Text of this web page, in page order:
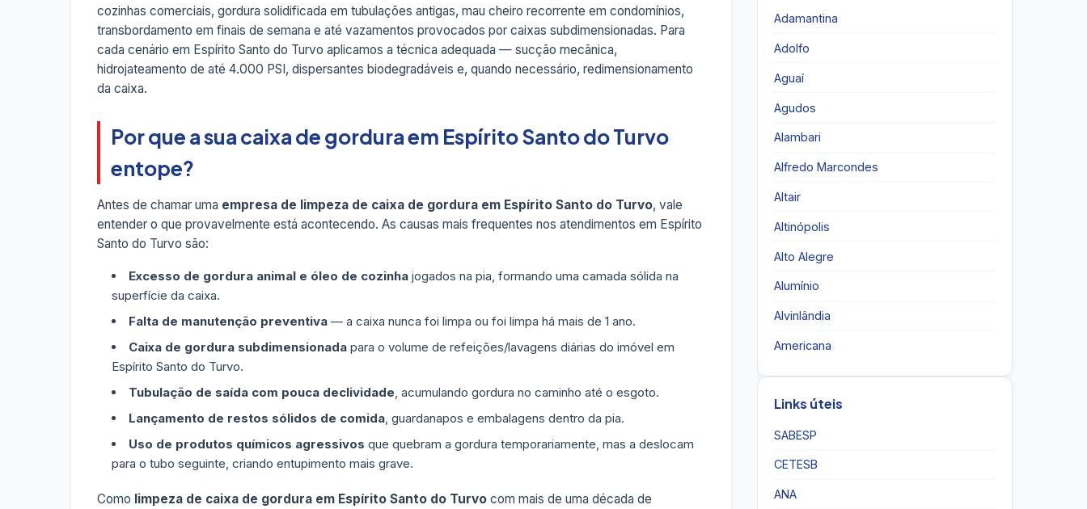
cozinhas comerciais, gordura solidificada em tubulações antigas, mau cheiro recorrente em condomínios,
transbordamento em finais de semana e até vazamentos provocados por caixas subdimensionadas. Para
cada cenário em Espírito Santo do Turvo aplicamos a técnica adequada — sucção mecânica,
hidrojateamento de até 4.000 PSI, dispersantes biodegradáveis e, quando necessário, redimensionamento
da caixa.
Por que a sua caixa de gordura em Espírito Santo do Turvo
entope?
Antes de chamar uma empresa de limpeza de caixa de gordura em Espírito Santo do Turvo, vale
entender o que provavelmente está acontecendo. As causas mais frequentes nos atendimentos em Espírito
Santo do Turvo são:
Excesso de gordura animal e óleo de cozinhajogados na pia, formando uma camada sólida na
superfície da caixa.
Falta de manutenção preventiva— a caixa nunca foi limpa ou foi limpa há mais de 1 ano.
Caixa de gordura subdimensionadapara o volume de refeições/lavagens diárias do imóvel em
Espírito Santo do Turvo.
Tubulação de saída com pouca declividade , acumulando gordura no caminho até o esgoto.
Lançamento de restos sólidos de comida, guardanapos e embalagens dentro da pia.
Uso de produtos químicos agressivos que quebram a gordura temporariamente, mas a deslocam
para o tubo seguinte, criando entupimento mais grave.
Como limpeza de caixa de gordura em Espírito Santo do Turvo com mais de uma década de
Adamantina
Adolfo
Aguaí
Agudos
Alambari
Alfredo Marcondes
Altair
Altinópolis
Alto Alegre
Alumínio
Alvinlândia
Americana
Links úteis
SABESP
CETESB
ANA